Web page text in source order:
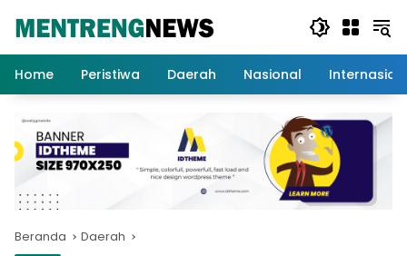
Home
Peristiwa Daerah Nasional
Beranda Daerah